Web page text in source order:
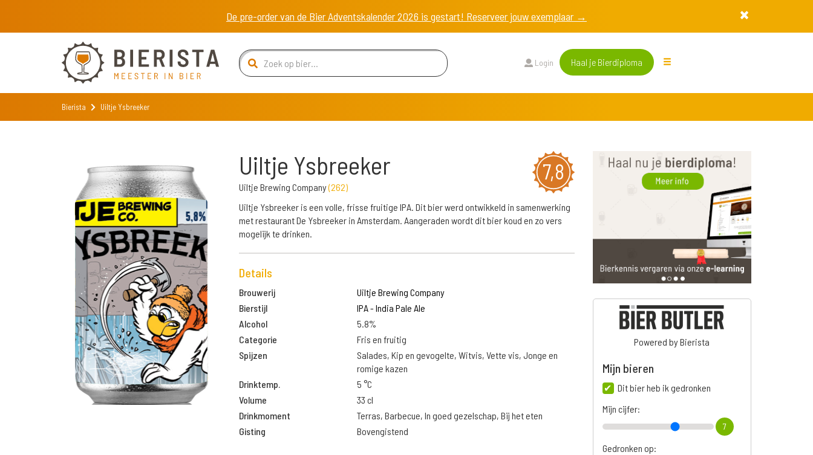
De pre-order van de Bier Adventskalender 2026 is gestart! Reserveer jouw exemplaar →
Login Haal je Bierdiploma
Bierista Uiltje Ysbreeker
7,8
Uiltje Ysbreeker
Uiltje Brewing Company(262)
Uiltje Ysbreeker is een volle, frisse fruitige IPA. Dit bier werd ontwikkeld in samenwerking
met restaurant De Ysbreeker in Amsterdam. Aangeraden wordt dit bier koud en zo vers
mogelijk te drinken.
Details
Brouwerij
Uiltje Brewing Company
Bierstijl
IPA - India Pale Ale
Alcohol
5.8%
Categorie
Fris en fruitig
Spijzen
Salades, Kip en gevogelte, Witvis, Vette vis, Jonge en
romige kazen
Drinktemp.
5 °C
Volume
33 cl
Drinkmoment
Terras, Barbecue, In goed gezelschap, Bij het eten
Gisting
Bovengistend
Powered by Bierista
Mijn bieren
Dit bier heb ik gedronken
Mijn cijfer:
7
Gedronken op: